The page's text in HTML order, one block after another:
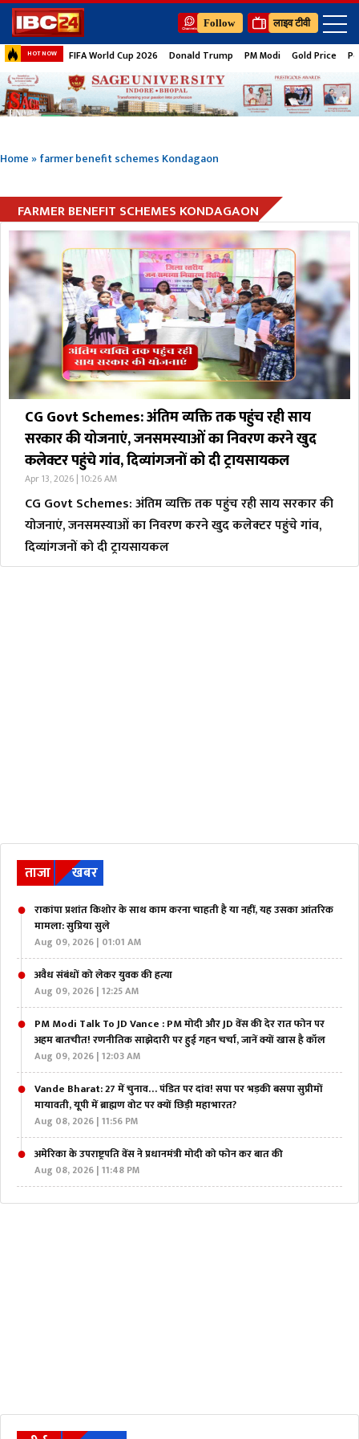
Follow लाइव टीवी
HOT NOW FIFA World Cup 2026 Donald Trump PM Modi Gold Price
Home»farmer benefit schemes Kondagaon
FARMER BENEFIT SCHEMES KONDAGAON
CG Govt Schemes: अंतिम व्यक्ति तक पहुंच रही साय
सरकार की योजनाएं, जनसमस्याओं का निवरण करने खुद
कलेक्टर पहुंचे गांव, दिव्यांगजनों को दी ट्रायसायकल
Apr 13, 2026 | 10:26 AM
CG Govt Schemes: अंतिम व्यक्ति तक पहुंच रही साय सरकार की
योजनाएं, जनसमस्याओं का निवरण करने खुद कलेक्टर पहुंचे गांव,
दिव्यांगजनों को दी ट्रायसायकल
ताजा खबर
राकांपा प्रशांत किशोर के साथ काम करना चाहती है या नहीं, यह उसका आंतरिक
मामला: सुप्रिया सुले
Aug 09, 2026 | 01:01 AM
अवैध संबंधों को लेकर युवक की हत्या
Aug 09, 2026 | 12:25 AM
PM Modi Talk To JD Vance : PM मोदी और JD वेंस की देर रात फोन पर
अहम बातचीत! रणनीतिक साझेदारी पर हुई गहन चर्चा, जानें क्यों खास है कॉल
Aug 09, 2026 | 12:03 AM
Vande Bharat: 27 में चुनाव… पंडित पर दांव! सपा पर भड़की बसपा सुप्रीमों
मायावती, यूपी में ब्राह्मण वोट पर क्यों छिड़ी महाभारत?
Aug 08, 2026 | 11:56 PM
अमेरिका के उपराष्ट्रपति वेंस ने प्रधानमंत्री मोदी को फोन कर बात की
Aug 08, 2026 | 11:48 PM